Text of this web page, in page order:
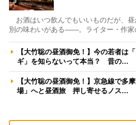
お酒はいつ飲んでもいいものだが、
別の味わいがある――。ライター・作家
【大竹聡の昼酒御免！】今の若者は
ギ」を知らないって本当？ 昔の…
【大竹聡の昼酒御免！】京急線で多
場」へと昼酒旅 押し寄せるノス…